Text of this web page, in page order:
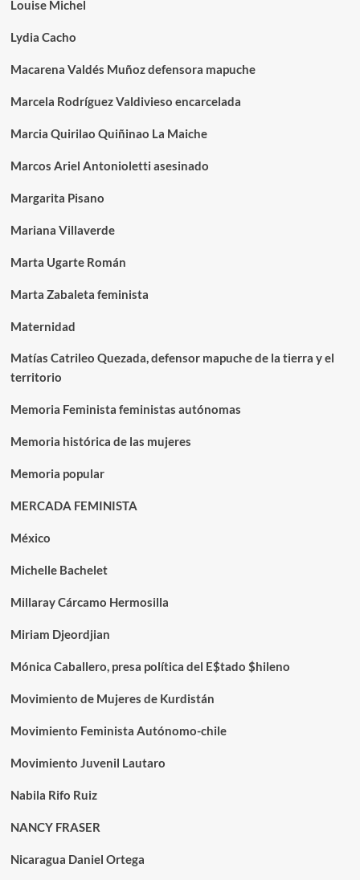
Louise Michel
Lydia Cacho
Macarena Valdés Muñoz defensora mapuche
Marcela Rodríguez Valdivieso encarcelada
Marcia Quirilao Quiñinao La Maiche
Marcos Ariel Antonioletti asesinado
Margarita Pisano
Mariana Villaverde
Marta Ugarte Román
Marta Zabaleta feminista
Maternidad
Matías Catrileo Quezada, defensor mapuche de la tierra y el
territorio
Memoria Feminista feministas autónomas
Memoria histórica de las mujeres
Memoria popular
MERCADA FEMINISTA
México
Michelle Bachelet
Millaray Cárcamo Hermosilla
Miriam Djeordjian
Mónica Caballero, presa política del E$tado $hileno
Movimiento de Mujeres de Kurdistán
Movimiento Feminista Autónomo-chile
Movimiento Juvenil Lautaro
Nabila Rifo Ruiz
NANCY FRASER
Nicaragua Daniel Ortega